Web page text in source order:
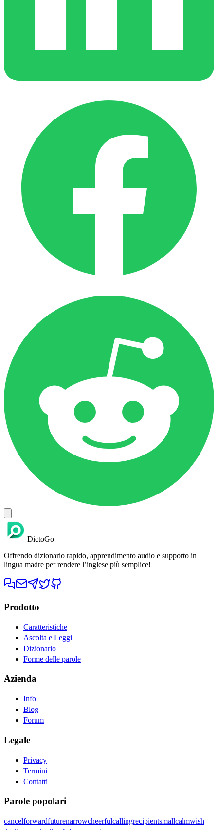
DictoGo
Offrendo dizionario rapido, apprendimento audio e supporto in
lingua madre per rendere l’inglese più semplice!
Prodotto
Caratteristiche
Ascolta e Leggi
Dizionario
Forme delle parole
Azienda
Info
Blog
Forum
Legale
Privacy
Termini
Contatti
Parole popolari
cancelforwardfuturenarrowcheerfulcallingrecipientsmallcalmwish